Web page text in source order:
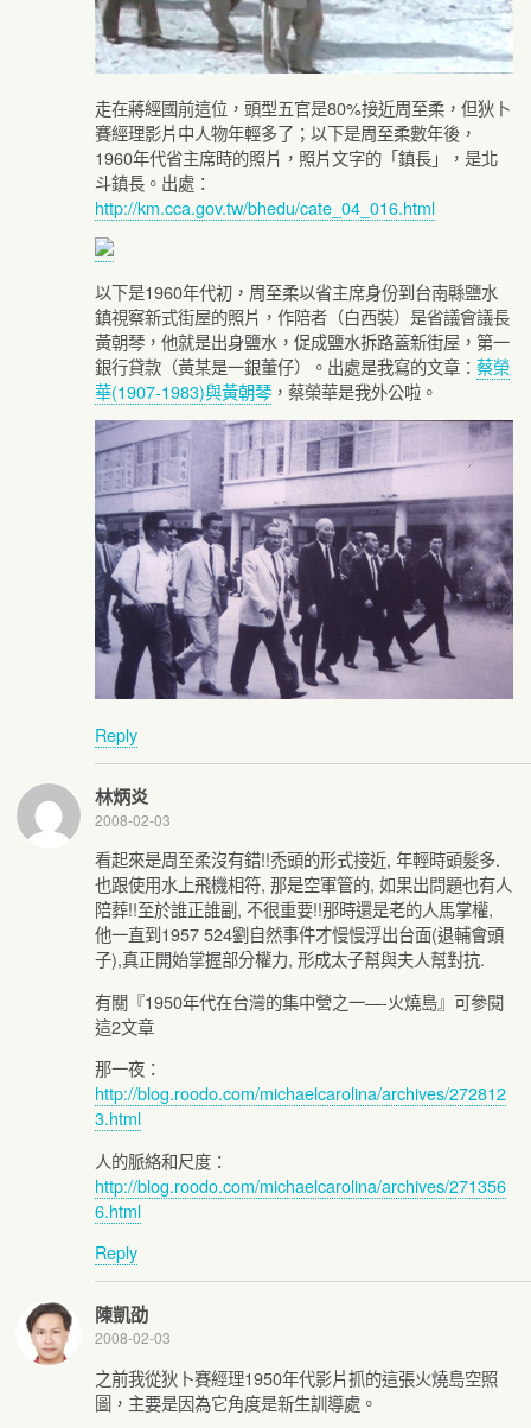
走在蔣經國前這位，頭型五官是80%接近周至柔，但狄卜
賽經理影片中人物年輕多了；以下是周至柔數年後，
1960年代省主席時的照片，照片文字的「鎮長」，是北
斗鎮長。出處：
http://km.cca.gov.tw/bhedu/cate_04_016.html
以下是1960年代初，周至柔以省主席身份到台南縣鹽水
鎮視察新式街屋的照片，作陪者（白西裝）是省議會議長
黃朝琴，他就是出身鹽水，促成鹽水拆路蓋新街屋，第一
銀行貸款（黃某是一銀董仔）。出處是我寫的文章： 蔡榮
華(1907-1983)與黃朝琴 ，蔡榮華是我外公啦。
Reply
林炳炎
2008-02-03
看起來是周至柔沒有錯!!禿頭的形式接近, 年輕時頭髮多.
也跟使用水上飛機相符, 那是空軍管的, 如果出問題也有人
陪葬!!至於誰正誰副, 不很重要!!那時還是老的人馬掌權,
他一直到1957 524劉自然事件才慢慢浮出台面(退輔會頭
子),真正開始掌握部分權力, 形成太子幫與夫人幫對抗.
有關『1950年代在台灣的集中營之一—-火燒島』可參閱
這2文章
那一夜：
http://blog.roodo.com/michaelcarolina/archives/272812
3.html
人的脈絡和尺度：
http://blog.roodo.com/michaelcarolina/archives/271356
6.html
Reply
陳凱劭
2008-02-03
之前我從狄卜賽經理1950年代影片抓的這張火燒島空照
圖，主要是因為它角度是新生訓導處。